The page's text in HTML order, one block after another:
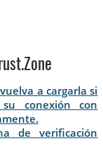
a cargarla si
conexión con
de verificación